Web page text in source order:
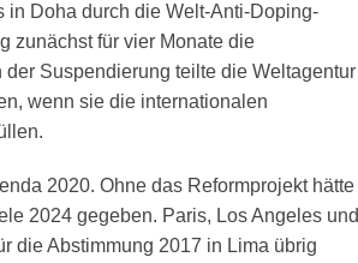
Doha durch die Welt-Anti-Doping-
zunächst für vier Monate die
Suspendierung teilte die Weltagentur
wenn sie die internationalen
2020. Ohne das Reformprojekt hätte
2024 gegeben. Paris, Los Angeles und
die Abstimmung 2017 in Lima übrig